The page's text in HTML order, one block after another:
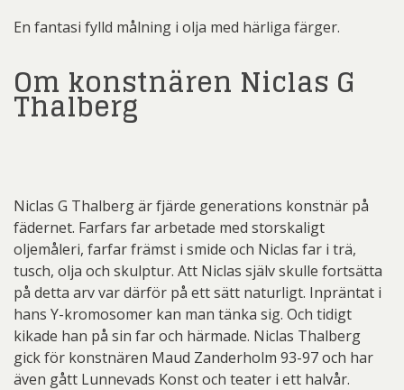
En fantasi fylld målning i olja med härliga färger.
Om konstnären Niclas G
Thalberg
Niclas G Thalberg är fjärde generations konstnär på
fädernet. Farfars far arbetade med storskaligt
oljemåleri, farfar främst i smide och Niclas far i trä,
tusch, olja och skulptur. Att Niclas själv skulle fortsätta
på detta arv var därför på ett sätt naturligt. Inpräntat i
hans Y-kromosomer kan man tänka sig. Och tidigt
kikade han på sin far och härmade. Niclas Thalberg
gick för konstnären Maud Zanderholm 93-97 och har
även gått Lunnevads Konst och teater i ett halvår.